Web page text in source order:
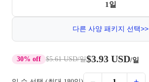
1일
다른 사양 패키지 선택>>
30% off $5.61 USD/일$3.93 USD/일